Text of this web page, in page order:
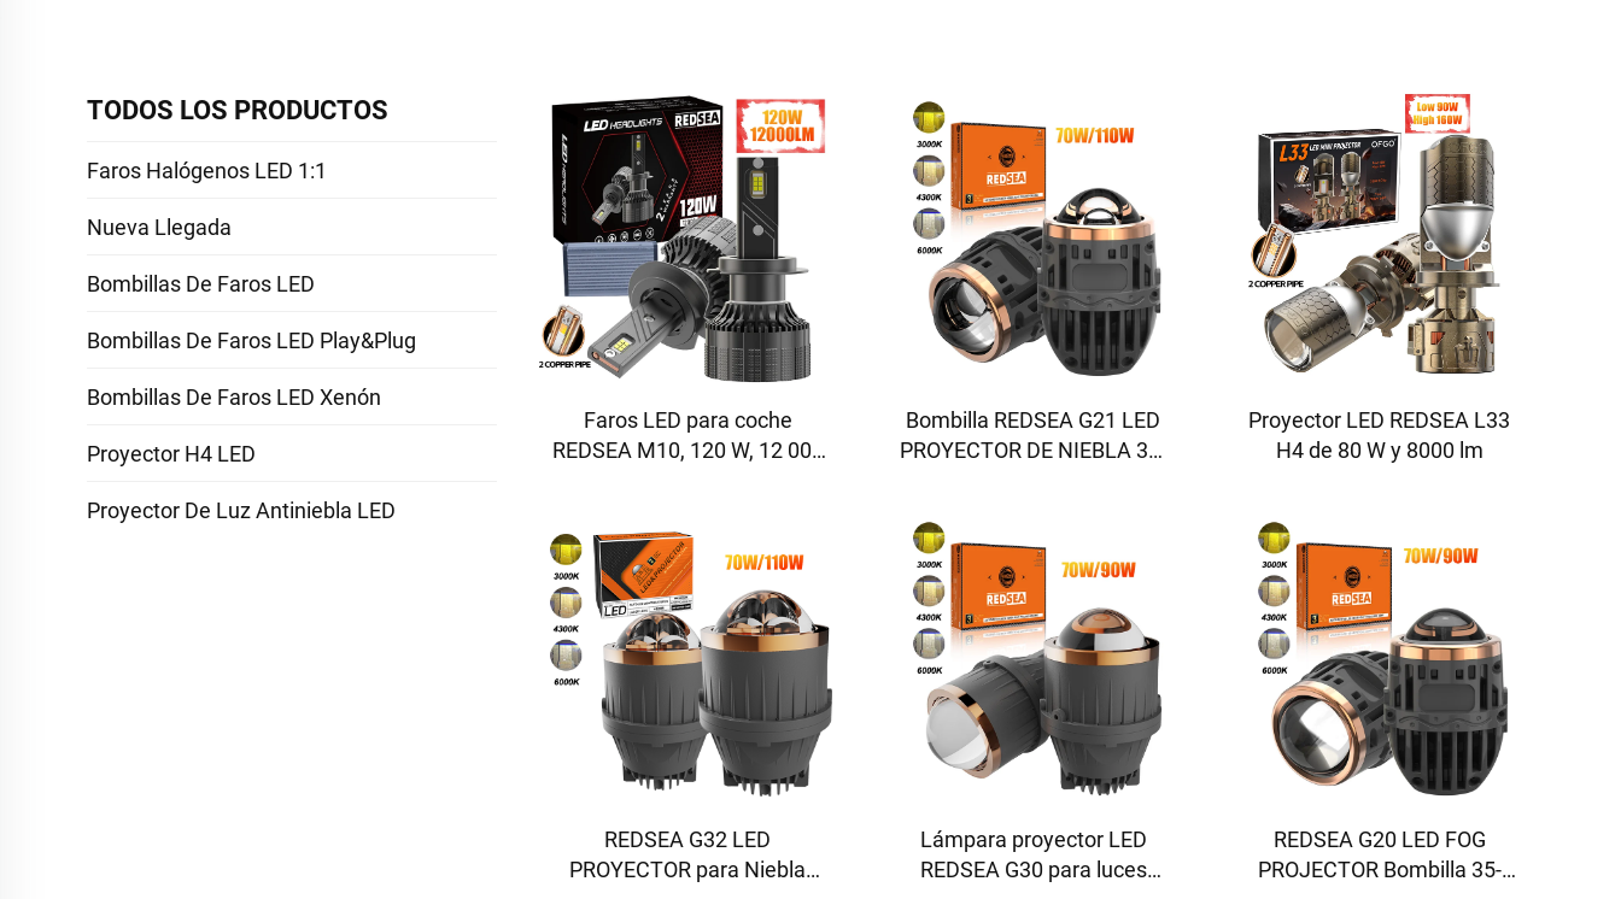
TODOS LOS PRODUCTOS
Faros Halógenos LED 1:1
Nueva Llegada
Bombillas De Faros LED
Bombillas De Faros LED Play&Plug
Bombillas De Faros LED Xenón
Proyector H4 LED
Proyector De Luz Antiniebla LED
Faros LED para coche
REDSEA M10, 120 W, 12 000
Bombilla REDSEA G21 LED
PROYECTOR DE NIEBLA 35-
Proyector LED REDSEA L33
H4 de 80 W y 8000 lm
REDSEA G32 LED
PROYECTOR para Niebla
Lámpara proyector LED
REDSEA G30 para luces
REDSEA G20 LED FOG
PROJECTOR Bombilla 35-